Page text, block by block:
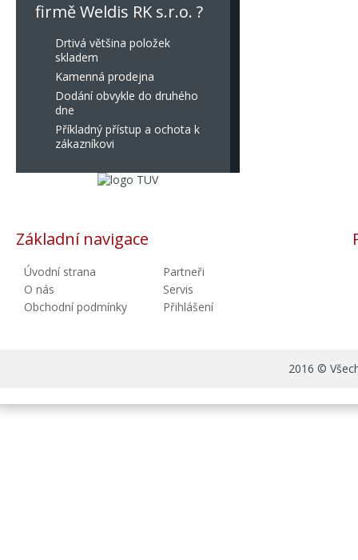
firmě Weldis RK s.r.o. ?
Drtivá většina položek
skladem
Kamenná prodejna
Dodání obvykle do druhého
dne
Příkladný přístup a ochota k
zákazníkovi
Základní navigace
Úvodní strana
O nás
Obchodní podmínky
Partneři
Servis
Přihlášení
2016 ©